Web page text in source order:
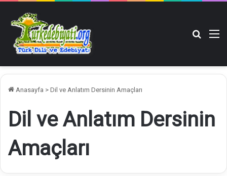
Anasayfa > Dil ve Anlatım Dersinin Amaçları
Dil ve Anlatım Dersinin
Amaçları